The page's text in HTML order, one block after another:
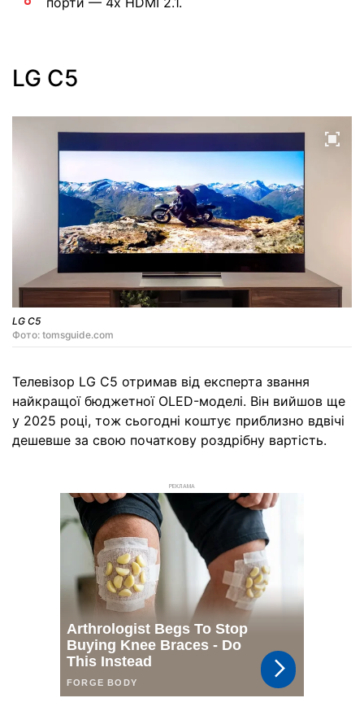
LG C5
LG C5
Фото: tomsguide.com
Телевізор LG C5 отримав від експерта звання
найкращої бюджетної OLED-моделі. Він вийшов ще
у 2025 році, тож сьогодні коштує приблизно вдвічі
дешевше за свою початкову роздрібну вартість.
РЕКЛАМА